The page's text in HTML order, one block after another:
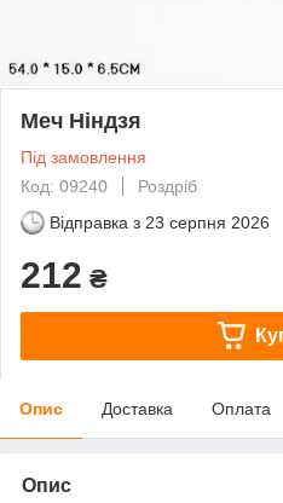
Меч Ніндзя
Під замовлення
Код: 09240
Роздріб
Відправка з 23 серпня 2026
212 ₴
Опис Доставка Оплата
Опис